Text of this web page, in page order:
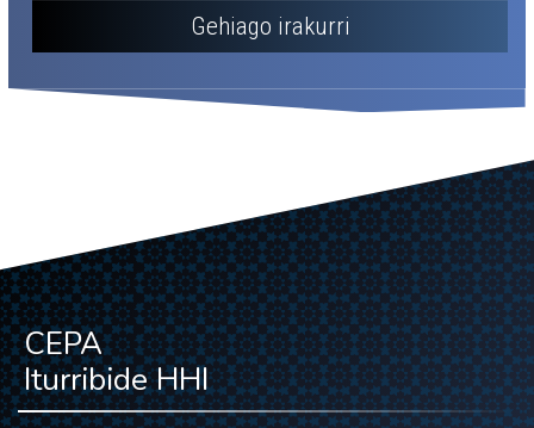
Gehiago irakurri
CEPA
Iturribide HHI